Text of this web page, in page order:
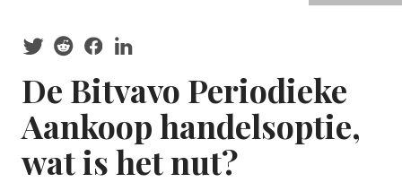
De Bitvavo Periodieke
Aankoop handelsoptie,
wat is het nut?